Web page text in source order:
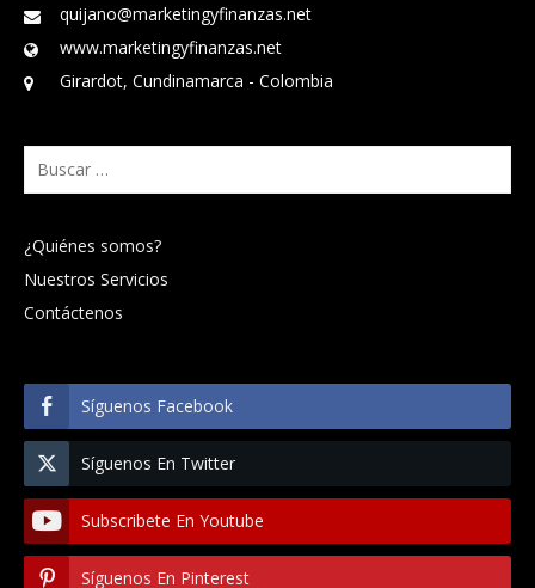
quijano@marketingyfinanzas.net
www.marketingyfinanzas.net
Girardot, Cundinamarca - Colombia
Buscar:
¿Quiénes somos?
Nuestros Servicios
Contáctenos
Síguenos Facebook
Síguenos En Twitter
Subscribete En Youtube
Síguenos En Pinterest